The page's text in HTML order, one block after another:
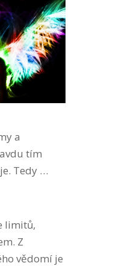
a
tím
Tedy …
limitů,
Z
vědomí je